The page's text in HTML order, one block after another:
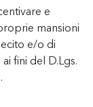
e
mansioni
e/o di
fini del D.Lgs.